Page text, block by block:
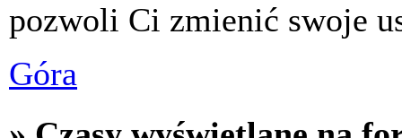
pozwoli Ci zmienić swoje
Góra